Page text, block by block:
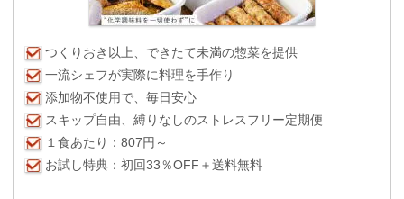
つくりおき以上、できたて未満の惣菜を提供
一流シェフが実際に料理を手作り
添加物不使用で、毎日安心
スキップ自由、縛りなしのストレスフリー定期便
１食あたり：807円～
お試し特典：初回33％OFF＋送料無料